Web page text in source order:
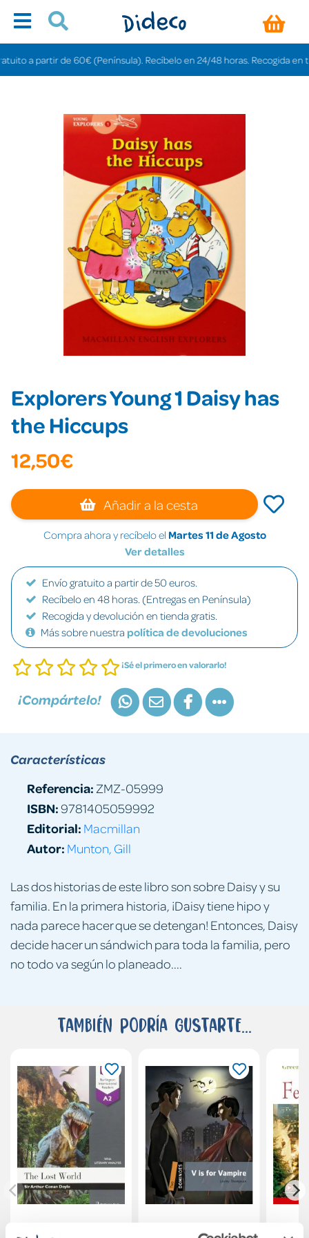
a partir de 60€ (Península). Recíbelo en 24/48 horas. Recogida en
Explorers Young 1 Daisy has
the Hiccups
12,50€
Añadir a la cesta
Compra ahora y recíbelo el Martes 11 de Agosto
Ver detalles
Envío gratuito a partir de 50 euros.
Recíbelo en 48 horas. (Entregas en Península)
Recogida y devolución en tienda gratis.
Más sobre nuestra política de devoluciones
¡Sé el primero en valorarlo!
¡Compártelo!
Las dos historias de este libro son sobre Daisy y su
familia. En la primera historia, ¡Daisy tiene hipo y
nada parece hacer que se detengan! Entonces, Daisy
decide hacer un sándwich para toda la familia, pero
no todo va según lo planeado....
Características
Referencia: ZMZ-05999
ISBN:9781405059992
Editorial: Macmillan
Autor: Munton, Gill
También podría gustarte...
Dominoes 2. V is